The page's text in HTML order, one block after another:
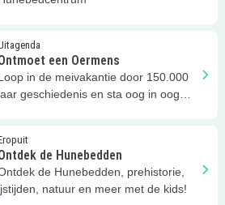
een Oermens
in de meivakantie door 150.000
geschiedenis en sta oog in oog
Oermens
de Hunebedden
de Hunebedden, prehistorie,
natuur en meer met de kids!